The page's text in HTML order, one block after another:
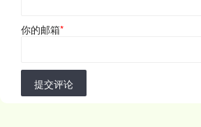
你的邮箱*
提交评论